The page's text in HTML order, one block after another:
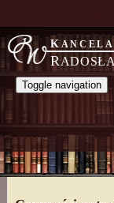
R
Toggle navigation